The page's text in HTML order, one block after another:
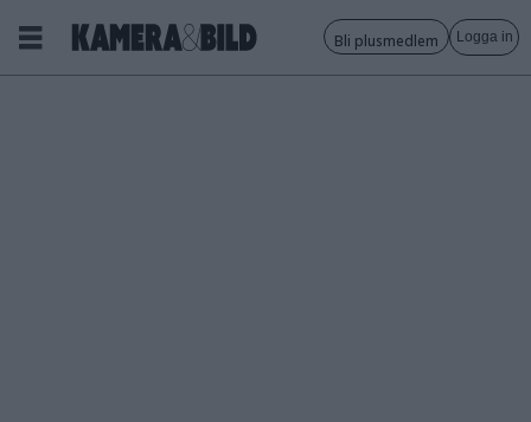
Bli plusmedlem Logga in